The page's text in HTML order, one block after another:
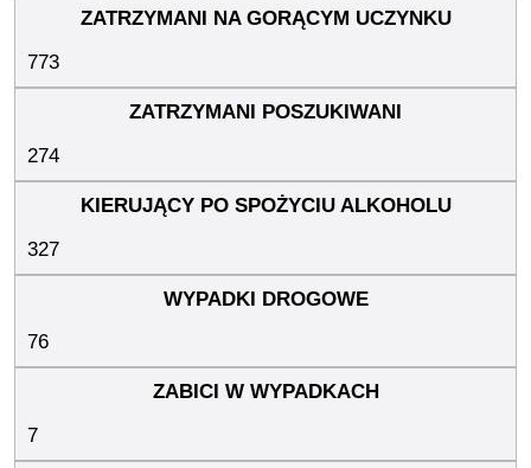
773
274
327
76
7